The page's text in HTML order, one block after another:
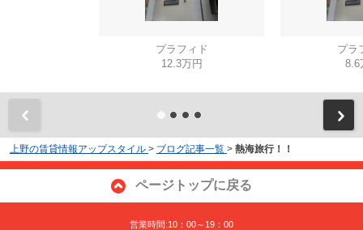
プラフィド
12.3万円
プラ
8.6
上野の賃貸情報アップスタイル > ブログ記事一覧 > 熱海旅行！！
ページトップに戻る
営業時間:10：00～19：00